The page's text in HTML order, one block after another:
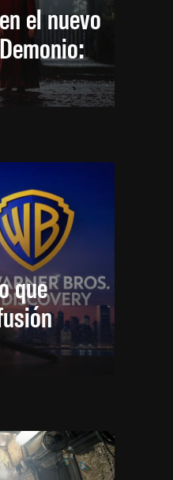
el nuevo
que